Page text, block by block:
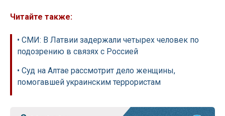
Читайте также:
• СМИ: В Латвии задержали четырех человек по
подозрению в связях с Россией
• Суд на Алтае рассмотрит дело женщины,
помогавшей украинским террористам